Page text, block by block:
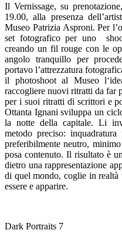
Il Vernissage, su
19.00, alla presenza
Museo Patrizia Asproni. Per
set fotografico per uno
creando un fil rouge con le
angolo tranquillo per
portavo l’attrezzatura
il photoshoot al Museo
raccogliere nuovi ritratti da far
per i suoi ritratti di scrittori e
Ottanta Ignani sviluppa un
la notte della capitale. Li
metodo preciso:
preferibilmente neutro,
posa contenuto. Il risultato è
dietro una rappresentazione
di quel mondo, coglie in
essere e apparire.
Dark Portraits 7